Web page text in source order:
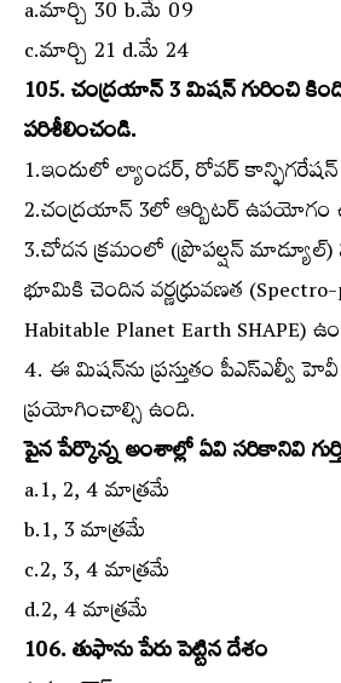
a.మార్చి 30 b.మే 09
c.మార్చి 21 d.మే 24
105. చంద్రయాన్‌ 3 మిషన్‌ గురించి
పరిశీలించండి.
1.ఇందులో ల్యాండర్‌, రోవర్‌
2.చంద్రయాన్‌ 3లో ఆర్బిటర్‌ ఉపయోగం
3.చోదన క్రమంలో (ప్రొపల్షన్‌
భూమికి చెందిన వర్ణధ్రువణత
Habitable Planet Earth SHAPE)
4. ఈ మిషన్‌ను ప్రస్తుతం పీఎస్‌ఎల్వీ
ప్రయోగించాల్సి ఉంది.
పైన పేర్కొన్న అంశాల్లో ఏవి సరికానివి
a.1, 2, 4 మాత్రమే
b.1, 3 మాత్రమే
c.2, 3, 4 మాత్రమే
d.2, 4 మాత్రమే
106. తుఫాను పేరు పెట్టిన దేశం